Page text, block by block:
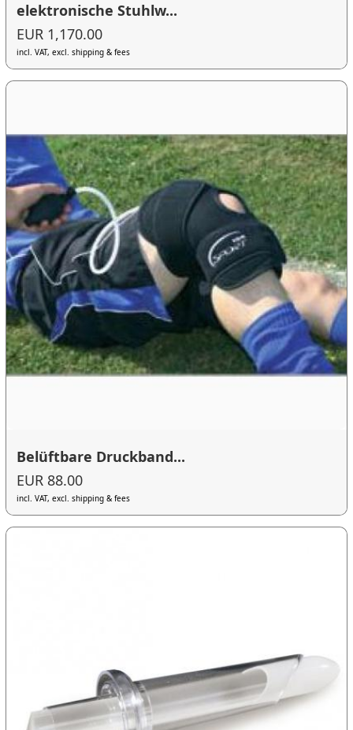
elektronische Stuhlw...
EUR 1,170.00
incl. VAT, excl. shipping & fees
Belüftbare Druckband...
EUR 88.00
incl. VAT, excl. shipping & fees